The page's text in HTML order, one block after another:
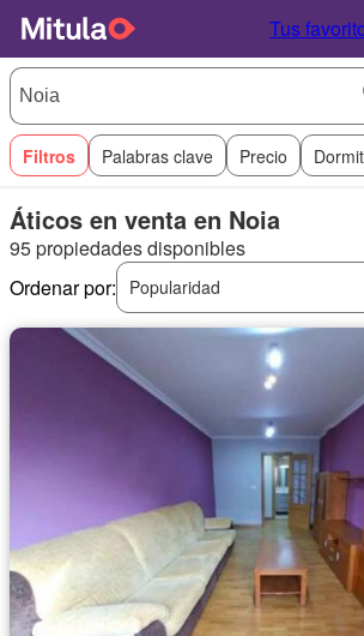
Tus
Filtros Palabras clave Precio
Áticos en venta en Noia
95 propiedades disponibles
Ordenar por:
Popularidad